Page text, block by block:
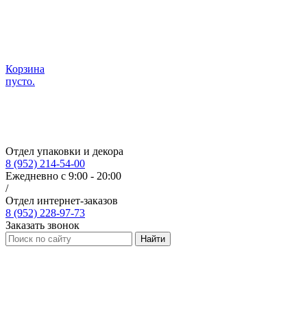
Корзина
пусто.
Отдел упаковки и декора
8 (952) 214-54-00
Ежедневно с 9:00 - 20:00
/
Отдел интернет-заказов
8 (952) 228-97-73
Заказать звонок
Найти